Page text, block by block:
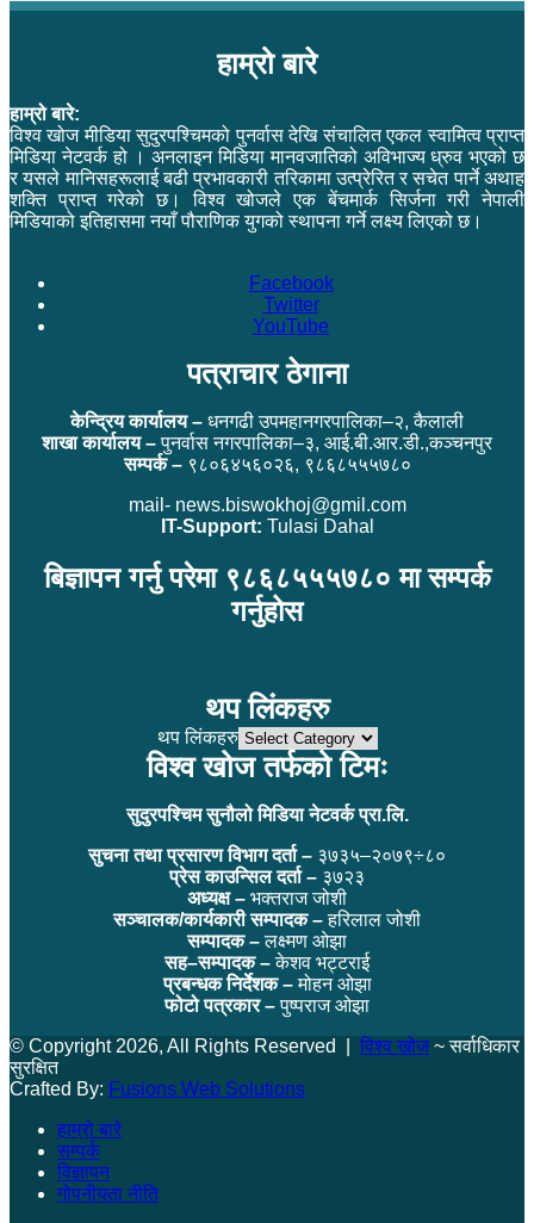
हाम्रो बारे
हाम्रो बारे:
विश्व खोज मीडिया सुदुरपश्चिमको पुनर्वास देखि संचालित एकल स्वामित्व प्राप्त
मिडिया नेटवर्क हो । अनलाइन मिडिया मानवजातिको अविभाज्य ध्रुव भएको छ
र यसले मानिसहरूलाई बढी प्रभावकारी तरिकामा उत्प्रेरित र सचेत पार्ने अथाह
शक्ति प्राप्त गरेको छ। विश्व खोजले एक बेंचमार्क सिर्जना गरी नेपाली
मिडियाको इतिहासमा नयाँ पौराणिक युगको स्थापना गर्ने लक्ष्य लिएको छ।
Facebook
Twitter
YouTube
पत्राचार ठेगाना
केन्द्रिय कार्यालय – धनगढी उपमहानगरपालिका–२, कैलाली
शाखा कार्यालय –पुनर्वास नगरपालिका–३, आई.बी.आर.डी.,कञ्चनपुर
सम्पर्क –९८०६४५६०२६, ९८६८५५५७८०
mail- news.biswokhoj@gmil.com
IT-Support: Tulasi Dahal
बिज्ञापन गर्नु परेमा ९८६८५५५७८० मा सम्पर्क
गर्नुहोस
थप लिंकहरु
थप लिंकहरु
विश्व खोज तर्फको टिमः
सुदुरपश्चिम सुनौलो मिडिया नेटवर्क प्रा.लि.
सुचना तथा प्रसारण विभाग दर्ता – ३७३५–२०७९÷८०
प्रेस काउन्सिल दर्ता – ३७२३
अध्यक्ष – भक्तराज जोशी
सञ्चालक/कार्यकारी सम्पादक –हरिलाल जोशी
सम्पादक –लक्ष्मण ओझा
सह–सम्पादक –केशव भट्टराई
प्रबन्धक निर्देशक –मोहन ओझा
फोटो पत्रकार –पुष्पराज ओझा
© Copyright 2026, All Rights Reserved | विश्व खोज~ सर्वाधिकार
सुरक्षित
Crafted By: Fusions Web Solutions
हाम्रो बारे
सम्पर्क
विज्ञापन
गोपनीयता नीति